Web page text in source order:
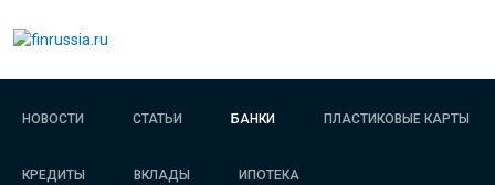
НОВОСТИ СТАТЬИ БАНКИ ПЛАСТИКОВЫЕ КАРТЫ
КРЕДИТЫ ВКЛАДЫ ИПОТЕКА